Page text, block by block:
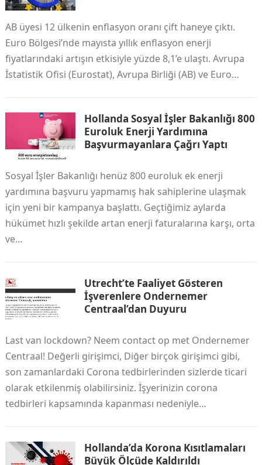
AB üyesi 12 ülkenin enflasyon oranı çift haneye çıktı.
Euro Bölgesi’nde mayısta yıllık enflasyon enerji
fiyatlarındaki artışın etkisiyle yüzde 8,1’e ulaştı. Avrupa
İstatistik Ofisi (Eurostat), Avrupa Birliği (AB) ve Euro…
Hollanda Sosyal İşler Bakanlığı 800
Euroluk Enerji Yardımına
Başvurmayanlara Çağrı Yaptı
Sosyal İşler Bakanlığı henüz 800 euroluk ek enerji
yardımına başvuru yapmamış hak sahiplerine ulaşmak
için yeni bir kampanya başlattı. Geçtiğimiz aylarda
hükümet hızlı şekilde artan enerji faturalarına karşı, orta
ve…
Utrecht’te Faaliyet Gösteren
İşverenlere Ondernemer
Centraal’dan Duyuru
Last van lockdown? Neem contact op met Ondernemer
Centraal! Değerli girişimci, Diğer birçok girişimci gibi,
son zamanlardaki Corona tedbirlerinden sizlerde ticari
olarak etkilenmiş olabilirsiniz. İşyerinizin corona
tedbirleri kapsamında kapanması nedeniyle…
Hollanda’da Korona Kısıtlamaları
Büyük Ölçüde Kaldırıldı